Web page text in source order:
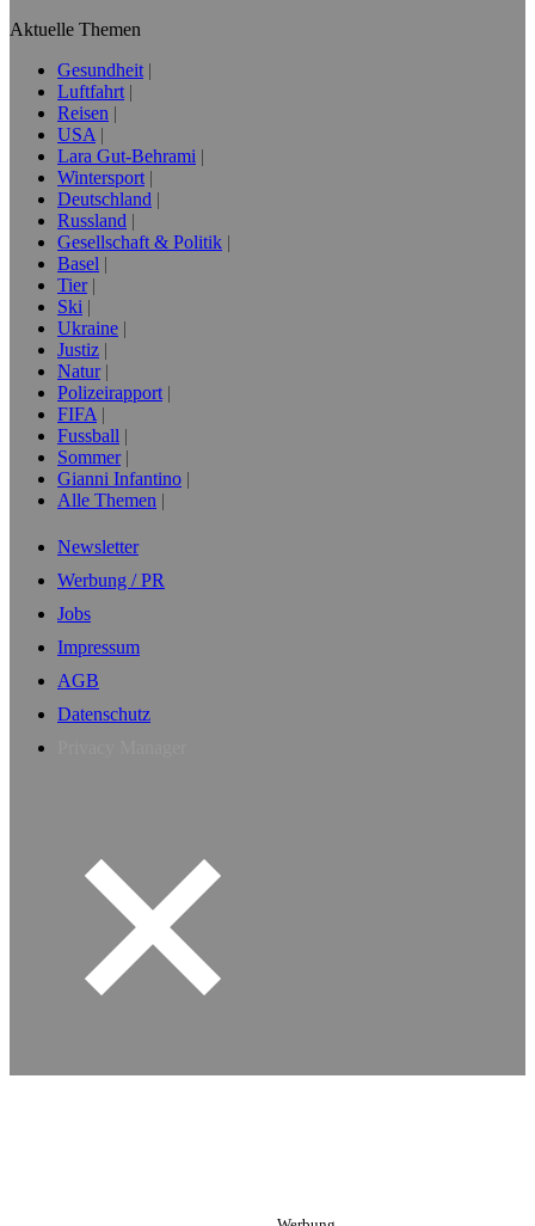
Aktuelle Themen
Gesundheit
Luftfahrt
Reisen
USA
Lara Gut-Behrami
Wintersport
Deutschland
Russland
Gesellschaft & Politik
Basel
Tier
Ski
Ukraine
Justiz
Natur
Polizeirapport
FIFA
Fussball
Sommer
Gianni Infantino
Alle Themen
Newsletter
Werbung / PR
Jobs
Impressum
AGB
Datenschutz